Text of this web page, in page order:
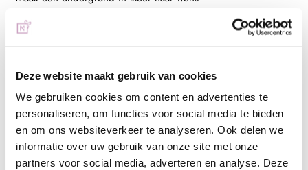
Deze website maakt gebruik van cookies
We gebruiken cookies om content en advertenties te
personaliseren, om functies voor social media te bieden
en om ons websiteverkeer te analyseren. Ook delen we
informatie over uw gebruik van onze site met onze
partners voor social media, adverteren en analyse. Deze
- Schraap met de schraper de overtollige hoeveelheid gel van
- Plaats de stempelaar op de nagel
- Hard de gel uit, 60 sec in de sunlight of 2 min in de UV lamp
- Breng een topcoat aan naar wens en hard deze uit,
bijvoorbeeld de Next Topgel